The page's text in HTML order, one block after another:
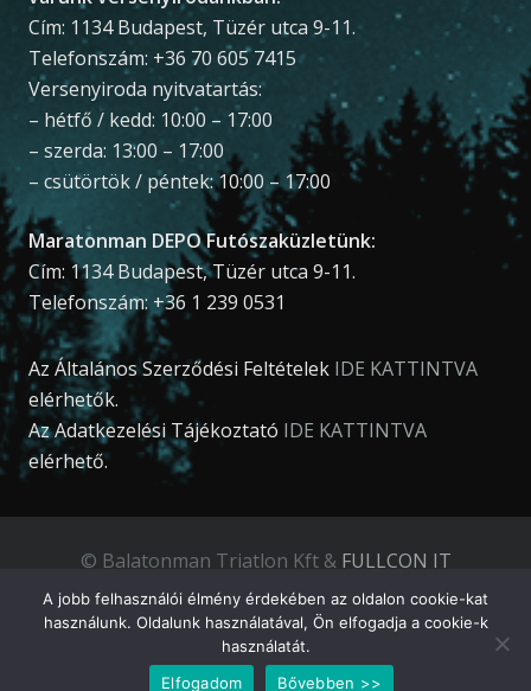
Cím: 1134 Budapest, Tüzér utca 9-11.
Telefonszám: +36 70 605 7415
Versenyiroda nyitvatartás:
– hétfő / kedd: 10:00 – 17:00
– szerda: 13:00 – 17:00
– csütörtök / péntek: 10:00 – 17:00
Maratonman DEPO Futószaküzletünk:
Cím: 1134 Budapest, Tüzér utca 9-11.
Telefonszám: +36 1 239 0531
Az Általános Szerződési Feltételek IDE KATTINTVA
elérhetők.
Az Adatkezelési Tájékoztató IDE KATTINTVA
elérhető.
© Balatonman Triatlon Kft & FULLCON IT
Development Kft.
A jobb felhasználói élmény érdekében az oldalon cookie-kat
használunk. Oldalunk használatával, Ön elfogadja a cookie-k
használatát.
Elfogadom
Bővebben >>